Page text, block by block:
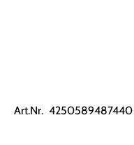
Art.Nr. 4250589487440